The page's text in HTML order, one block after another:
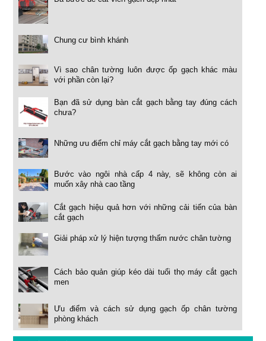
Chung cư bình khánh
Vì sao chân tường luôn được ốp gạch khác màu
với phần còn lại?
Bạn đã sử dụng bàn cắt gạch bằng tay đúng cách
chưa?
Những ưu điểm chỉ máy cắt gạch bằng tay mới có
Bước vào ngôi nhà cấp 4 này, sẽ không còn ai
muốn xây nhà cao tầng
Cắt gạch hiệu quả hơn với những cải tiến của bàn
cắt gạch
Giải pháp xử lý hiện tượng thấm nước chân tường
Cách bảo quản giúp kéo dài tuổi thọ máy cắt gạch
men
Ưu điểm và cách sử dụng gạch ốp chân tường
phòng khách